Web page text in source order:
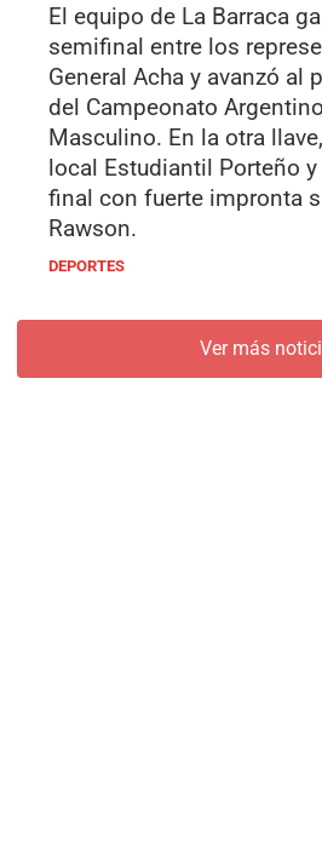
El equipo de La Barraca
semifinal entre los
General Acha y avanzó al
del Campeonato
Masculino. En la otra
local Estudiantil Porteño
final con fuerte impronta
Rawson.
DEPORTES
Ver más